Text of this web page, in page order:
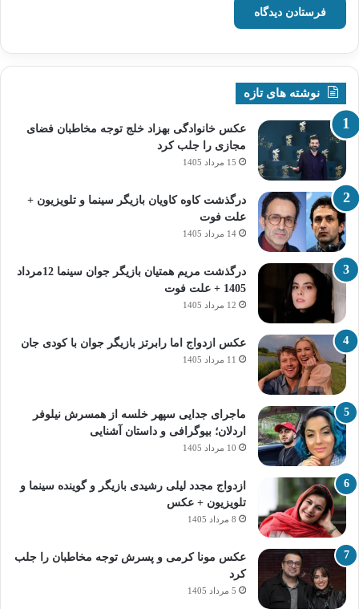
نوشته های تازه
عکس خانوادگی بهزاد خلج توجه مخاطبان فضای
مجازی را جلب کرد
15 مرداد 1405
درگذشت کاوه کاویان بازیگر سینما و تلویزیون +
علت فوت
14 مرداد 1405
درگذشت مریم همتیان بازیگر جوان سینما 12مرداد
1405 + علت فوت
12 مرداد 1405
عکس ازدواج اما رابرتز بازیگر جوان با کودی جان
11 مرداد 1405
ماجرای جدایی سپهر خلسه از همسرش نیلوفر
اردلان؛ بیوگرافی و داستان آشنایی
10 مرداد 1405
ازدواج مجدد لیلی رشیدی بازیگر و گوینده سینما و
تلویزیون + عکس
8 مرداد 1405
عکس مونا کرمی و پسرش توجه مخاطبان را جلب
کرد
5 مرداد 1405